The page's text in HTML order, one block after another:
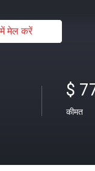
मेल करें
$
कीमत